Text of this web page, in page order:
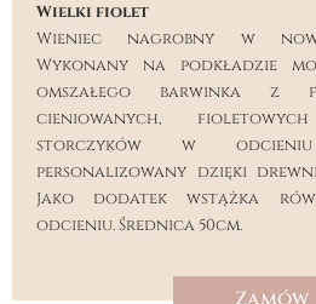
Wielki fiolet
Wieniec nagrobny w
Wykonany na podkładzie
omszałego barwinka z
cieniowanych,
storczyków w
personalizowany dzięki
Jako dodatek wstążka
odcieniu. Średnica 50cm.